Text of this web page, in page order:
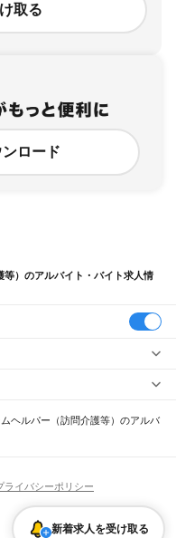
取る
ロード
）のアルバイト・バイト求人情
草加市越谷市蕨市戸田市
八潮市富士見市三郷市蓮田市
野市 白岡市騎西町 北川辺町
バー（BAR）・バーテンダー
マネージャー）
・髪色自由
留学生・外国人活躍中
） 介護職
ヘルパー（訪問介護等）のアルバ
新着求人を受け取る
ライバシーポリシー